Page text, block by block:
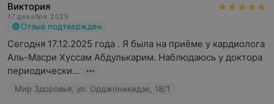
Виктория
17 декабря 2025
Отзыв подтвержден
Сегодня 17.12.2025 года . Я была на приёме у кардиолога
Аль-Масри Хуссам Абдулькарим. Наблюдаюсь у доктора
периодически...
Мир Здоровья, ул. Орджоникидзе, 18/1